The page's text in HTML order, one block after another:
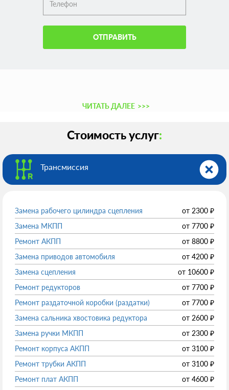
ОТПРАВИТЬ
ЧИТАТЬ ДАЛЕЕ >>>
Стоимость услуг:
Трансмиссия
Замена рабочего цилиндра сцепления от 2300 ₽
Замена МКПП
от 7700 ₽
Ремонт АКПП
от 8800 ₽
Замена приводов автомобиля
от 4200 ₽
Замена сцепления
от 10600 ₽
Ремонт редукторов
от 7700 ₽
Ремонт раздаточной коробки (раздатки)
от 7700 ₽
Замена сальника хвостовика редуктора
от 2600 ₽
Замена ручки МКПП
от 2300 ₽
Ремонт корпуса АКПП
от 3100 ₽
Ремонт трубки АКПП
от 3100 ₽
Ремонт плат АКПП
от 4600 ₽